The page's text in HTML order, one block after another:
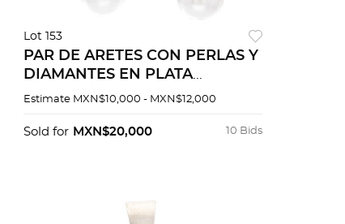
Lot 153
PAR DE ARETES CON PERLAS Y
DIAMANTES EN PLATA
PALADIO
Estimate MXN$10,000 - MXN$12,000
10 Bids
Sold for MXN$20,000